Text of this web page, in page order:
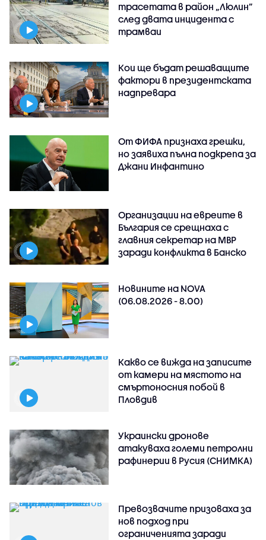
трасетата в район „Люлин”
след двата инцидента с
трамваи
Кои ще бъдат решаващите
фактори в президентската
надпревара
От ФИФА признаха грешки,
но заявиха пълна подкрепа за
Джани Инфантино
Организации на евреите в
България се срещнаха с
главния секретар на МВР
заради конфликта в Банско
Новините на NOVA
(06.08.2026 - 8.00)
Какво се вижда на записите
от камери на мястото на
смъртоносния побой в
Пловдив
Украински дронове
атакуваха големи петролни
рафинерии в Русия (СНИМКА)
Превозвачите призоваха за
нов подход при
ограниченията заради